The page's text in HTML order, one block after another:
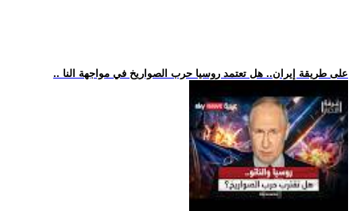
.. على طريقة إيران.. هل تعتمد روسيا حرب الصواريخ في مواجهة النا